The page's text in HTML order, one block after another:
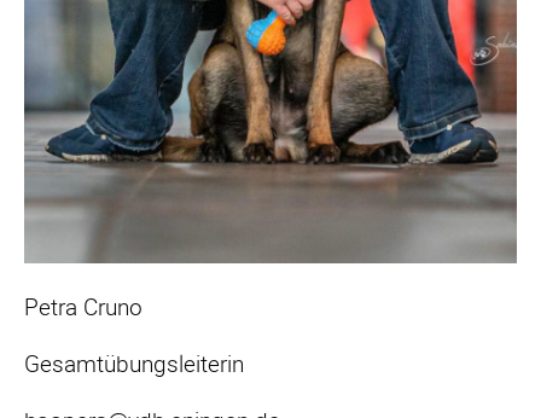
Petra Cruno
Gesamtübungsleiterin